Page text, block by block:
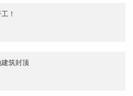
！
筑封顶